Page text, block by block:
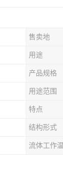
售卖地
用途
产品规格
用途范围
特点
结构形式
流体工作